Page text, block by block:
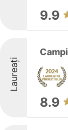
9.9
Laureați
8.9